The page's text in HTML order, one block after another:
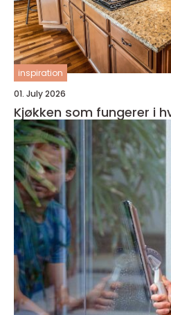
inspiration
01. July 2026
Kjøkken som fungerer i